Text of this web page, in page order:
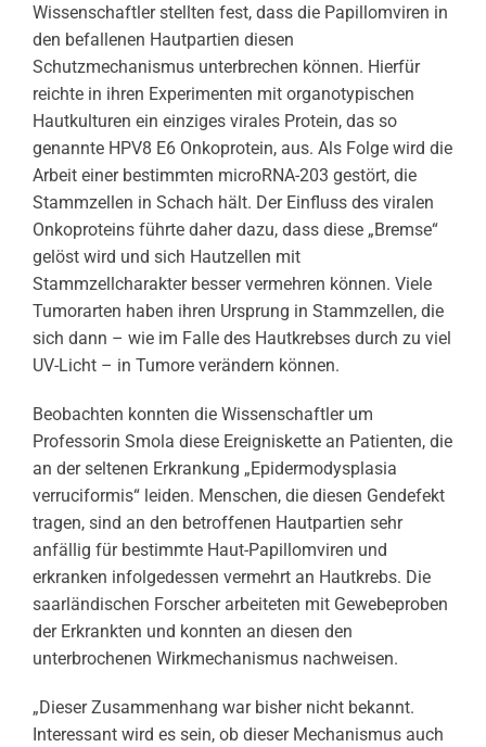
Wissenschaftler stellten fest, dass die Papillomviren in
den befallenen Hautpartien diesen
Schutzmechanismus unterbrechen können. Hierfür
reichte in ihren Experimenten mit organotypischen
Hautkulturen ein einziges virales Protein, das so
genannte HPV8 E6 Onkoprotein, aus. Als Folge wird die
Arbeit einer bestimmten microRNA-203 gestört, die
Stammzellen in Schach hält. Der Einfluss des viralen
Onkoproteins führte daher dazu, dass diese „Bremse“
gelöst wird und sich Hautzellen mit
Stammzellcharakter besser vermehren können. Viele
Tumorarten haben ihren Ursprung in Stammzellen, die
sich dann – wie im Falle des Hautkrebses durch zu viel
UV-Licht – in Tumore verändern können.
Beobachten konnten die Wissenschaftler um
Professorin Smola diese Ereigniskette an Patienten, die
an der seltenen Erkrankung „Epidermodysplasia
verruciformis“ leiden. Menschen, die diesen Gendefekt
tragen, sind an den betroffenen Hautpartien sehr
anfällig für bestimmte Haut-Papillomviren und
erkranken infolgedessen vermehrt an Hautkrebs. Die
saarländischen Forscher arbeiteten mit Gewebeproben
der Erkrankten und konnten an diesen den
unterbrochenen Wirkmechanismus nachweisen.
„Dieser Zusammenhang war bisher nicht bekannt.
Interessant wird es sein, ob dieser Mechanismus auch